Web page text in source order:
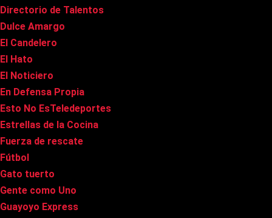
Directorio de Talentos
Dulce Amargo
El Candelero
El Hato
El Noticiero
En Defensa Propia
Esto No EsTeledeportes
Estrellas de la Cocina
Fuerza de rescate
Fútbol
Gato tuerto
Gente como Uno
Guayoyo Express